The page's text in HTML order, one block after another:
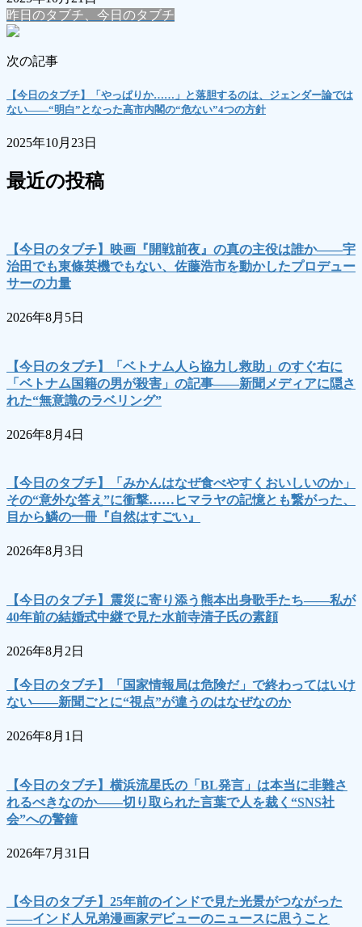
昨日のタブチ、今日のタブチ
次の記事
【今日のタブチ】「やっぱりか……」と落胆するのは、ジェンダー論では
ない――“明白”となった高市内閣の“危ない”4つの方針
2025年10月23日
最近の投稿
【今日のタブチ】映画『開戦前夜』の真の主役は誰か――宇
治田でも東條英機でもない、佐藤浩市を動かしたプロデュー
サーの力量
2026年8月5日
【今日のタブチ】「ベトナム人ら協力し救助」のすぐ右に
「ベトナム国籍の男が殺害」の記事――新聞メディアに隠さ
れた“無意識のラベリング”
2026年8月4日
【今日のタブチ】「みかんはなぜ食べやすくおいしいのか」
その“意外な答え”に衝撃……ヒマラヤの記憶とも繋がった、
目から鱗の一冊『自然はすごい』
2026年8月3日
【今日のタブチ】震災に寄り添う熊本出身歌手たち――私が
40年前の結婚式中継で見た水前寺清子氏の素顔
2026年8月2日
【今日のタブチ】「国家情報局は危険だ」で終わってはいけ
ない――新聞ごとに“視点”が違うのはなぜなのか
2026年8月1日
【今日のタブチ】横浜流星氏の「BL発言」は本当に非難さ
れるべきなのか――切り取られた言葉で人を裁く“SNS社
会”への警鐘
2026年7月31日
【今日のタブチ】25年前のインドで見た光景がつながった
――インド人兄弟漫画家デビューのニュースに思うこと